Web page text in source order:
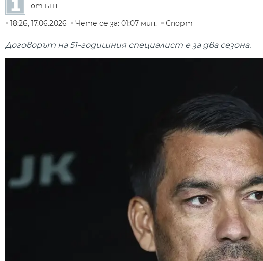
от БНТ
18:26, 17.06.2026
Чете се за: 01:07 мин. Спорт
Договорът на 51-годишния специалист е за два сезона.